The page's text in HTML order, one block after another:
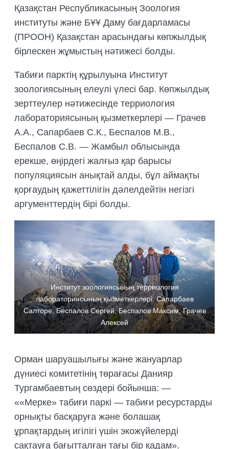
Қазақстан Республикасының Зоология
институты және БҰҰ Даму бағдарламасы
(ПРООН) Қазақстан арасындағы көпжылдық
бірлескен жұмыстың нәтижесі болды.
Табиғи парктің құрылуына Институт
зоологиясының елеулі үлесі бар. Көпжылдық
зерттеулер нәтижесінде терриология
лабораториясының қызметкерлері — Грачев
А.А., Сапарбаев С.К., Беспалов М.В.,
Беспалов С.В. — Жамбыл облысында
ерекше, өңірдегі жалғыз қар барысы
популяциясын анықтай алды, бұл аймақты
қорғаудың қажеттілігін дәлелдейтін негізгі
аргументтердің бірі болды.
Институт зоологиясының терриология
лабораториясының қызметкерлері: Сапарбаев
Салторе, Беспалов Сергей, Беспалов Максим, Грачев
Алексей
Орман шаруашылығы және жануарлар
дүниесі комитетінің төрағасы Данияр
Тургамбаевтың сөздері бойынша: —
««Мерке» табиғи паркі — табиғи ресурстарды
орнықты басқаруға және болашақ
ұрпақтардың игілігі үшін экожүйелерді
сақтауға бағытталған тағы бір қадам».